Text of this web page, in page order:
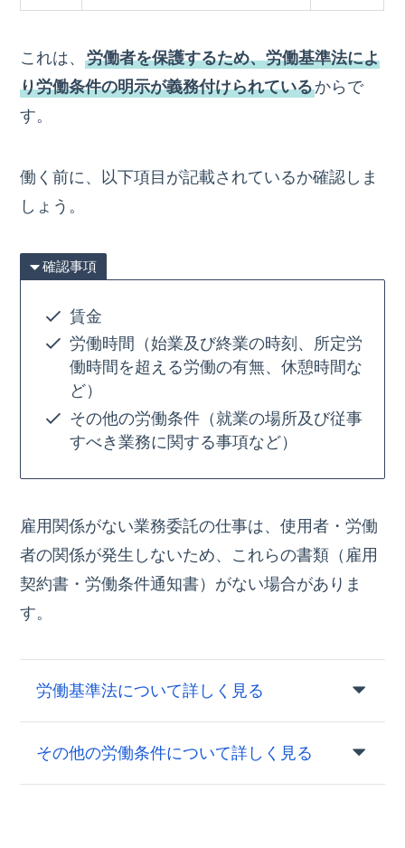
これは、労働者を保護するため、労働基準法によ
り労働条件の明示が義務付けられているからで
す。
働く前に、以下項目が記載されているか確認しま
しょう。
確認事項
賃金
労働時間（始業及び終業の時刻、所定労
働時間を超える労働の有無、休憩時間な
ど）
その他の労働条件（就業の場所及び従事
すべき業務に関する事項など）
雇用関係がない業務委託の仕事は、使用者・労働
者の関係が発生しないため、これらの書類（雇用
契約書・労働条件通知書）がない場合がありま
す。
労働基準法について詳しく見る
その他の労働条件について詳しく見る